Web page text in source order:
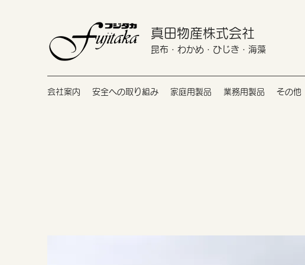
真田物産株式会社
​昆布・わかめ・ひじき・海藻
会社案内 安全への取り組み 家庭用製品 業務用製品 その他